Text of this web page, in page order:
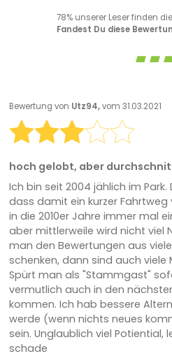
78% unserer Leser finden
Fandest Du diese
Bewertung von Utz94,vom 31.03.2021
hoch gelobt, aber
Ich bin seit 2004 jählich im
dass damit ein kurzer Fahrtweg
in die 2010er Jahre immer mal
aber mittlerweile wird nicht viel
man den Bewertungen aus
schenken, dann sind auch viele
Spürt man als "Stammgast"
vermutlich auch in den
kommen. Ich hab bessere
werde (wenn nichts neues
sein. Unglaublich viel Potiential,
schade